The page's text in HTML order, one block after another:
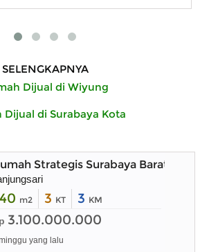
SELENGKAPNYA
Dijual di Wiyung
Dijual di Surabaya Kota
Strategis Surabaya Barat
m2 3 KT 3 KM
3.100.000.000
yang lalu